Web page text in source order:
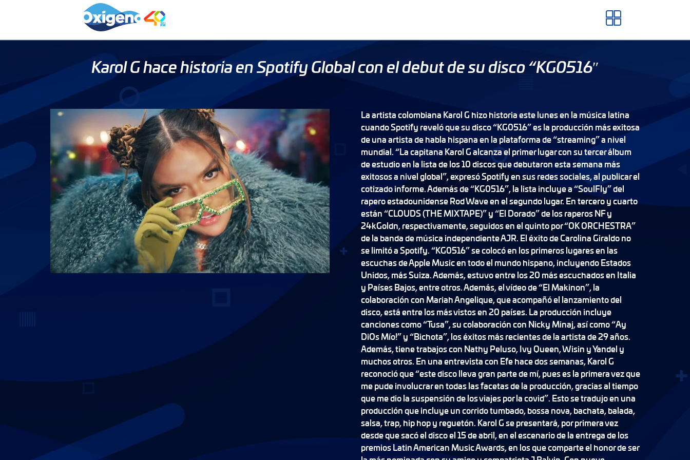
Karol G hace historia en Spotify Global con el debut de su disco “KG0516″
La artista colombiana Karol G hizo historia este lunes en la música latina
cuando Spotify reveló que su disco “KG0516” es la producción más exitosa
de una artista de habla hispana en la plataforma de “streaming” a nivel
mundial. “La capitana Karol G alcanza el primer lugar con su tercer álbum
de estudio en la lista de los 10 discos que debutaron esta semana más
exitosos a nivel global”, expresó Spotify en sus redes sociales, al publicar el
cotizado informe. Además de “KG0516”, la lista incluye a “SoulFly” del
rapero estadounidense Rod Wave en el segundo lugar. En tercero y cuarto
están “CLOUDS (THE MIXTAPE)” y “El Dorado” de los raperos NF y
24kGoldn, respectivamente, seguidos en el quinto por “OK ORCHESTRA”
de la banda de música independiente AJR. El éxito de Carolina Giraldo no
se limitó a Spotify. “KG0516” se colocó en los primeros lugares en las
escuchas de Apple Music en todo el mundo hispano, incluyendo Estados
Unidos, más Suiza. Además, estuvo entre los 20 más escuchados en Italia
y Países Bajos, entre otros. Además, el vídeo de “El Makinon”, la
colaboración con Mariah Angelique, que acompañó el lanzamiento del
disco, está entre los más vistos en 20 países. La producción incluye
canciones como “Tusa”, su colaboración con Nicky Minaj, así como “Ay
DiOs Mío!” y “Bichota”, los éxitos más recientes de la artista de 29 años.
Además, tiene trabajos con Nathy Peluso, Ivy Queen, Wisin y Yandel y
muchos otros. En una entrevista con Efe hace dos semanas, Karol G
reconoció que “este disco lleva gran parte de mí, pues es la primera vez que
me pude involucrar en todas las facetas de la producción, gracias al tiempo
que me dio la suspensión de los viajes por la covid”. Esto se tradujo en una
producción que incluye un corrido tumbado, bossa nova, bachata, balada,
salsa, trap, hip hop y reguetón. Karol G se presentará, por primera vez
desde que sacó el disco el 15 de abril, en el escenario de la entrega de los
premios Latin American Music Awards, en los que comparte el honor de ser